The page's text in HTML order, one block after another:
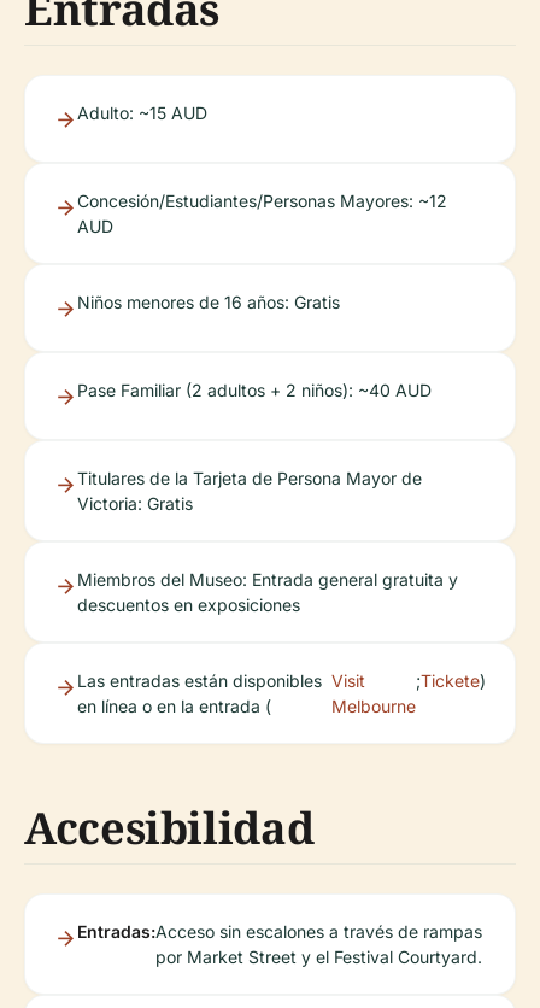
Adulto: ~15 AUD
Concesión/Estudiantes/Personas Mayores: ~12
AUD
Niños menores de 16 años: Gratis
Pase Familiar (2 adultos + 2 niños): ~40 AUD
Titulares de la Tarjeta de Persona Mayor de
Victoria: Gratis
Miembros del Museo: Entrada general gratuita y
descuentos en exposiciones
Las entradas están disponibles
en línea o en la entrada (
Visit
Melbourne
;Tickete)
Accesibilidad
Entradas:Acceso sin escalones a través de rampas
por Market Street y el Festival Courtyard.